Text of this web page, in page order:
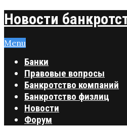
Новости
Menu
Банки
Правовые вопросы
Банкротство компаний
Банкротство физлиц
Новости
Форум